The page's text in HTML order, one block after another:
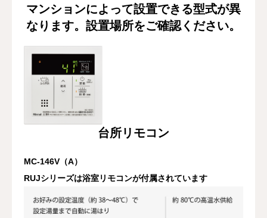
マンションによって設置できる型式が異
なります。設置場所をご確認ください。
台所リモコン
MC-146V（A）
RUJシリーズは浴室リモコンが付属されています